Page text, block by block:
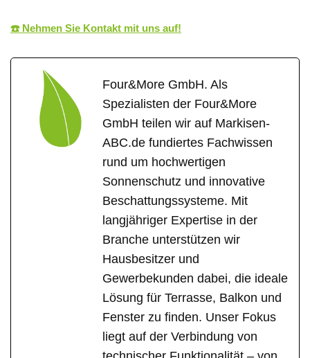
☎️ Nehmen Sie Kontakt mit uns auf!
Four&More GmbH. Als
Spezialisten der Four&More
GmbH teilen wir auf Markisen-
ABC.de fundiertes Fachwissen
rund um hochwertigen
Sonnenschutz und innovative
Beschattungssysteme. Mit
langjähriger Expertise in der
Branche unterstützen wir
Hausbesitzer und
Gewerbekunden dabei, die ideale
Lösung für Terrasse, Balkon und
Fenster zu finden. Unser Fokus
liegt auf der Verbindung von